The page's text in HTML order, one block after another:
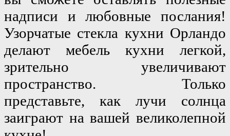
надписи и любовные послания!
Узорчатые стекла кухни Орландо
делают мебель кухни легкой,
зрительно увеличивают
пространство. Только
представьте, как лучи солнца
заиграют на вашей великолепной